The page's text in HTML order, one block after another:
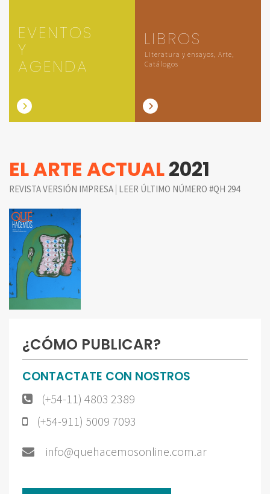
EVENTOS
Y
AGENDA
LIBROS
Literatura y ensayos, Arte,
Catálogos
EL ARTE ACTUAL2021
REVISTA VERSIÓN IMPRESA | LEER ÚLTIMO NÚMERO #QH 294
¿CÓMO PUBLICAR?
CONTACTATE CON NOSTROS
(+54-11) 4803 2389
(+54-911) 5009 7093
info@quehacemosonline.com.ar